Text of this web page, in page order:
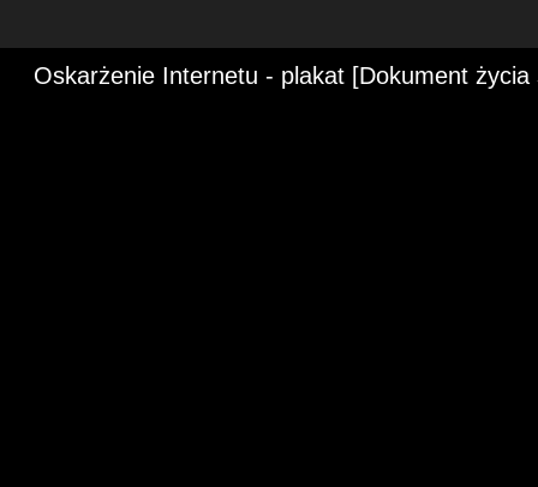
Oskarżenie Internetu - plakat [Dokument życia